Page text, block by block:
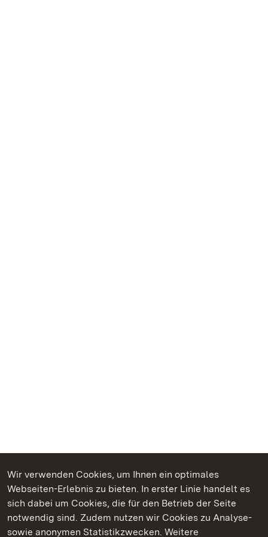
Wir verwenden Cookies, um Ihnen ein optimales
Webseiten-Erlebnis zu bieten. In erster Linie handelt es
sich dabei um Cookies, die für den Betrieb der Seite
notwendig sind. Zudem nutzen wir Cookies zu Analyse-
sowie anonymen Statistikzwecken. Weitere
Kommen. Staunen. Genießen.